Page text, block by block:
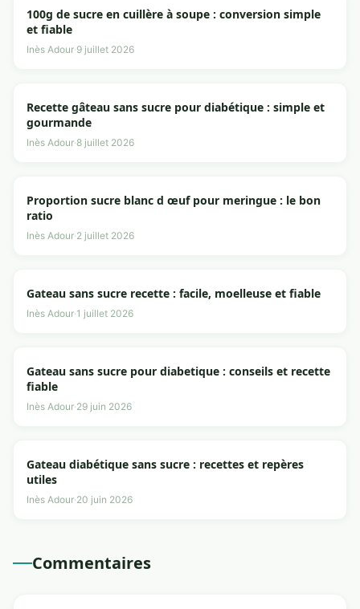
100g de sucre en cuillère à soupe : conversion simple
et fiable
Inès Adour·9 juillet 2026
Recette gâteau sans sucre pour diabétique : simple et
gourmande
Inès Adour·8 juillet 2026
Proportion sucre blanc d œuf pour meringue : le bon
ratio
Inès Adour·2 juillet 2026
Gateau sans sucre recette : facile, moelleuse et fiable
Inès Adour·1 juillet 2026
Gateau sans sucre pour diabetique : conseils et recette
fiable
Inès Adour·29 juin 2026
Gateau diabétique sans sucre : recettes et repères
utiles
Inès Adour·20 juin 2026
Commentaires